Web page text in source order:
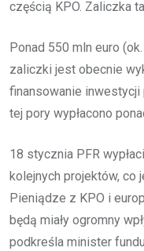
częścią KPO. Zaliczka
Ponad 550 mln euro
zaliczki jest obecnie
finansowanie
tej pory wypłacono
18 stycznia PFR
kolejnych projektów, co
Pieniądze z KPO i
będą miały ogromny
podkreśla minister